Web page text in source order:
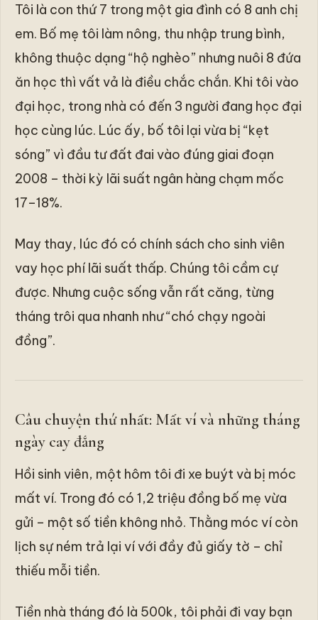
Tôi là con thứ 7 trong một gia đình có 8 anh chị
em. Bố mẹ tôi làm nông, thu nhập trung bình,
không thuộc dạng “hộ nghèo” nhưng nuôi 8 đứa
ăn học thì vất vả là điều chắc chắn. Khi tôi vào
đại học, trong nhà có đến 3 người đang học đại
học cùng lúc. Lúc ấy, bố tôi lại vừa bị “kẹt
sóng” vì đầu tư đất đai vào đúng giai đoạn
2008 – thời kỳ lãi suất ngân hàng chạm mốc
17–18%.
May thay, lúc đó có chính sách cho sinh viên
vay học phí lãi suất thấp. Chúng tôi cầm cự
được. Nhưng cuộc sống vẫn rất căng, từng
tháng trôi qua nhanh như “chó chạy ngoài
đồng”.
Câu chuyện thứ nhất: Mất ví và những tháng
ngày cay đắng
Hồi sinh viên, một hôm tôi đi xe buýt và bị móc
mất ví. Trong đó có 1,2 triệu đồng bố mẹ vừa
gửi – một số tiền không nhỏ. Thằng móc ví còn
lịch sự ném trả lại ví với đầy đủ giấy tờ – chỉ
thiếu mỗi tiền.
Tiền nhà tháng đó là 500k, tôi phải đi vay bạn